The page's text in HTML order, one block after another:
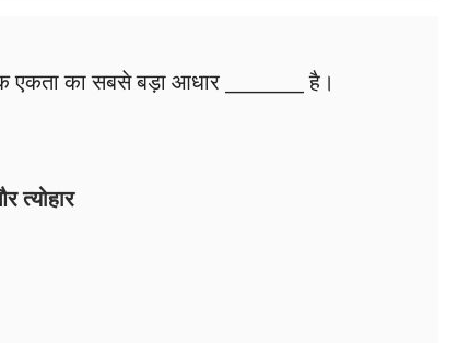
एकता का सबसे बड़ा आधार ________ है।
त्योहार